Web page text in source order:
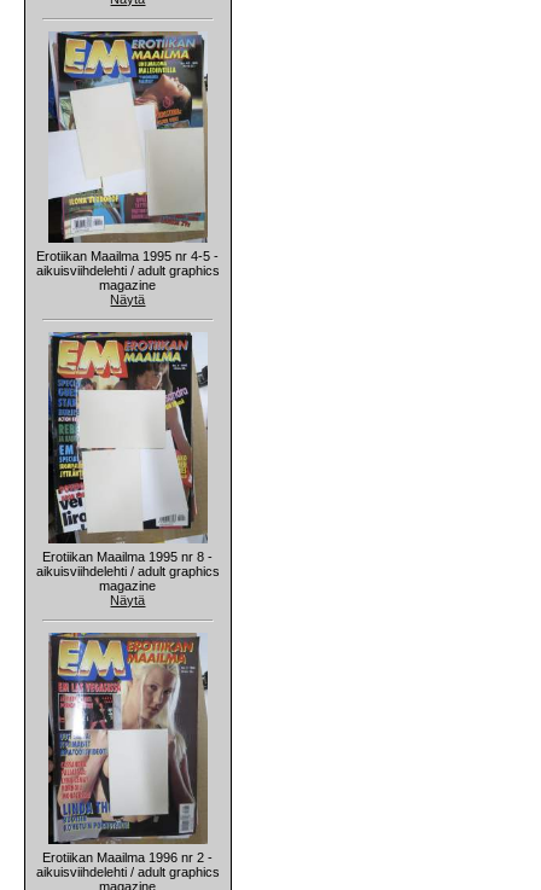
Erotiikan Maailma 1995 nr 4-5 -
aikuisviihdelehti / adult graphics
magazine
Näytä
Erotiikan Maailma 1995 nr 8 -
aikuisviihdelehti / adult graphics
magazine
Näytä
Erotiikan Maailma 1996 nr 2 -
aikuisviihdelehti / adult graphics
magazine